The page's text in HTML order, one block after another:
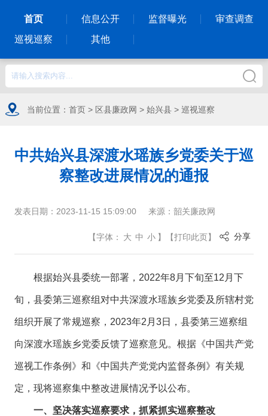
首页 信息公开 监督曝光
审查调查
巡视巡察
其他
当前位置： 首页> 区县廉政网 > 始兴县> 巡视巡察
中共始兴县深渡水瑶族乡党委关于巡
察整改进展情况的通报
发表日期： 2023-11-15 15:09:00 来源： 韶关廉政网
【字体： 大 中 小 】 【打印此页】 分享
根据始兴县委统一部署，2022年8月下旬至12月下
旬，县委第三巡察组对中共深渡水瑶族乡党委及所辖村党
组织开展了常规巡察，2023年2月3日，县委第三巡察组
向深渡水瑶族乡党委反馈了巡察意见。根据《中国共产党
巡视工作条例》和《中国共产党党内监督条例》有关规
定，现将巡察集中整改进展情况予以公布。
一、坚决落实巡察要求，抓紧抓实巡察整改